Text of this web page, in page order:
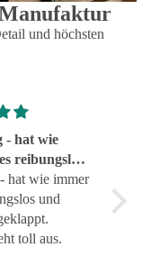
und höchsten
- hat wie
reibungslos
geklappt
hat wie immer
und
toll aus.